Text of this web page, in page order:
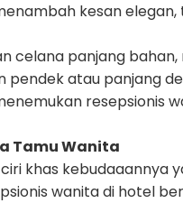
kesan
celana panjang
atau panjang
resepsionis
Tamu Wanita
khas kebudaaannya
wanita di hotel